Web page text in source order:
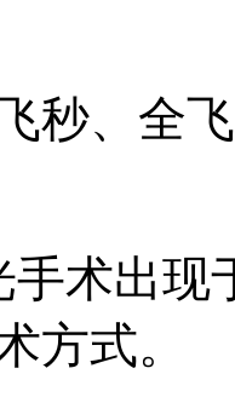
秒、全
手术出现
方式。